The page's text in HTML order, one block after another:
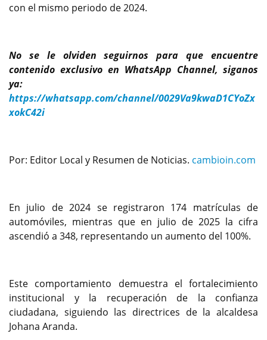
con el mismo periodo de 2024.
No se le olviden seguirnos para que encuentre
contenido exclusivo en WhatsApp Channel, siganos
ya:
https://whatsapp.com/channel/0029Va9kwaD1CYoZx
xokC42i
Por: Editor Local y Resumen de Noticias. cambioin.com
En julio de 2024 se registraron 174 matrículas de
automóviles, mientras que en julio de 2025 la cifra
ascendió a 348, representando un aumento del 100%.
Este comportamiento demuestra el fortalecimiento
institucional y la recuperación de la confianza
ciudadana, siguiendo las directrices de la alcaldesa
Johana Aranda.